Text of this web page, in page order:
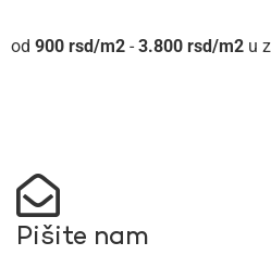
900 rsd - 3.800 rsd u
Pišite nam